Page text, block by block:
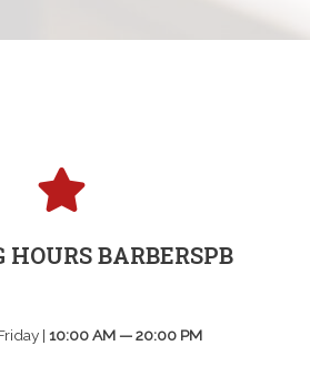
BARBERSPB
| 10:00 AM — 20:00 PM